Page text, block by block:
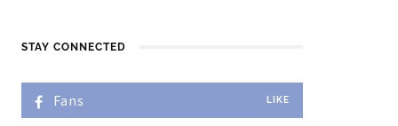
STAY CONNECTED
Fans LIKE